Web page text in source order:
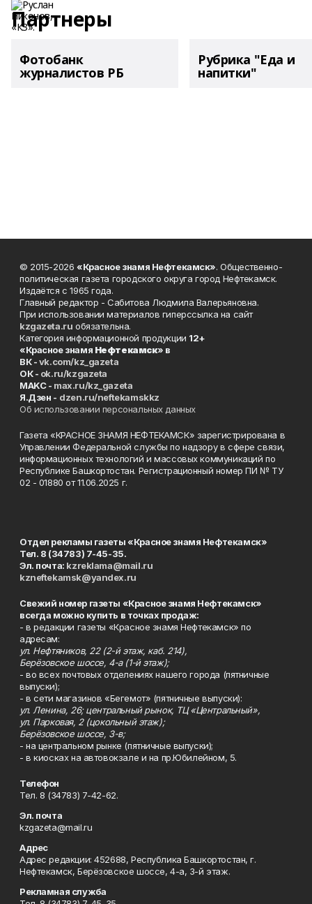
Партнеры
Фотобанк
журналистов РБ
Рубрика "Еда и
напитки"
© 2015-2026 «Красное знамя Нефтекамск». Общественно-
политическая газета городского округа город Нефтекамск.
Издаётся с 1965 года.
Главный редактор - Сабитова Людмила Валерьяновна.
При использовании материалов гиперссылка на сайт
kzgazeta.ru обязательна.
Категория информационной продукции 12+
«Красное знамя Нефтекамск» в
ВК -vk.com/kz_gazeta
ОК - ok.ru/kzgazeta
MAKC - max.ru/kz_gazeta
Я.Дзен - dzen.ru/neftekamskkz
Об использовании персональных данных
Газета «КРАСНОЕ ЗНАМЯ НЕФТЕКАМСК» зарегистрирована в
Управлении Федеральной службы по надзору в сфере связи,
информационных технологий и массовых коммуникаций по
Республике Башкортостан. Регистрационный номер ПИ № ТУ
02 - 01880 от 11.06.2025 г.
Отдел рекламы газеты «Красное знамя Нефтекамск»
Тел. 8 (34783) 7-45-35.
Эл. почта: kzreklama@mail.ru
kzneftekamsk@yandex.ru
Свежий номер газеты «Красное знамя Нефтекамск»
всегда можно купить в точках продаж:
- в редакции газеты «Красное знамя Нефтекамск» по
адресам:
ул. Нефтяников, 22 (2-й этаж, каб. 214),
Берёзовское шоссе, 4-а (1-й этаж);
- во всех почтовых отделениях нашего города (пятничные
выпуски);
- в сети магазинов «Бегемот» (пятничные выпуски):
ул. Ленина, 26; центральный рынок, ТЦ «Центральный»,
ул. Парковая, 2 (цокольный этаж);
Берёзовское шоссе, 3-в;
- на центральном рынке (пятничные выпуски);
- в киосках на автовокзале и на пр.Юбилейном, 5.
Телефон
Тел. 8 (34783) 7-42-62.
Эл. почта
kzgazeta@mail.ru
Адрес
Адрес редакции: 452688, Республика Башкортостан, г.
Нефтекамск, Берёзовское шоссе, 4-а, 3-й этаж.
Рекламная служба